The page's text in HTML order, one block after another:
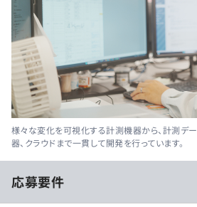
様々な変化を可視化する計測機器から、計測デ
器、クラウドまで一貫して開発を行っています。
応募要件